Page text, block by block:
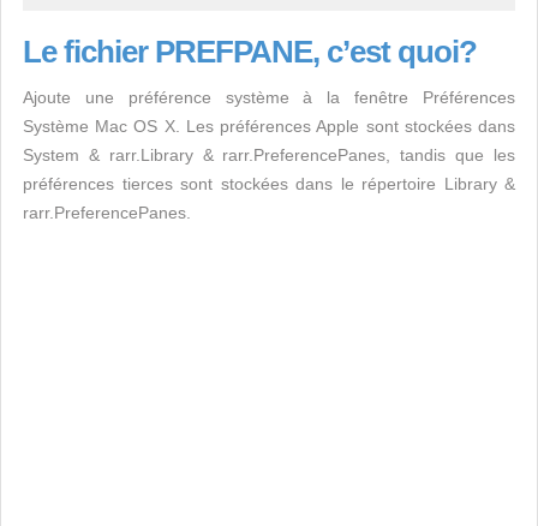
Le fichier PREFPANE, c’est quoi?
Ajoute une préférence système à la fenêtre Préférences
Système Mac OS X. Les préférences Apple sont stockées dans
System & rarr.Library & rarr.PreferencePanes, tandis que les
préférences tierces sont stockées dans le répertoire Library &
rarr.PreferencePanes.